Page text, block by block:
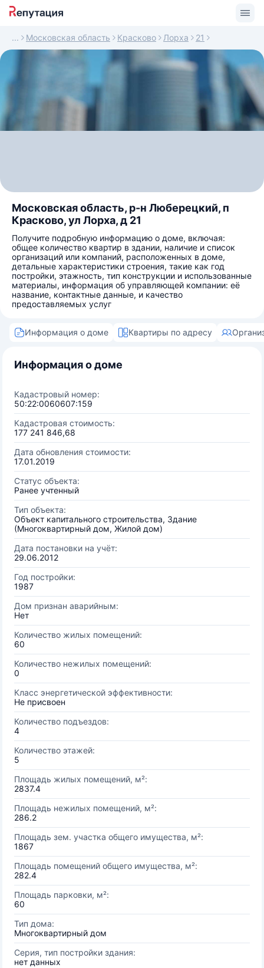
Московская область Красково Лорха 21
Московская область, р-н Люберецкий, п
Красково, ул Лорха, д 21
Получите подробную информацию о доме, включая:
общее количество квартир в здании, наличие и список
организаций или компаний, расположенных в доме,
детальные характеристики строения, такие как год
постройки, этажность, тип конструкции и использованные
материалы, информация об управляющей компании: её
название, контактные данные, и качество
предоставляемых услуг
Информация о доме Квартиры по адресу
Информация о доме
Кадастровый номер:
50:22:0060607:159
Кадастровая стоимость:
177 241 846,68
Дата обновления стоимости:
17.01.2019
Статус объекта:
Ранее учтенный
Тип объекта:
Объект капитального строительства, Здание
(Многоквартирный дом, Жилой дом)
Дата постановки на учёт:
29.06.2012
Год постройки:
1987
Дом признан аварийным:
Нет
Количество жилых помещений:
60
Количество нежилых помещений:
0
Класс энергетической эффективности:
Не присвоен
Количество подъездов:
4
Количество этажей:
5
Площадь жилых помещений, м²:
2837.4
Площадь нежилых помещений, м²:
286.2
Площадь зем. участка общего имущества, м²:
1867
Площадь помещений общего имущества, м²:
282.4
Площадь парковки, м²:
60
Тип дома:
Многоквартирный дом
Серия, тип постройки здания:
нет данных